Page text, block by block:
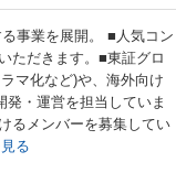
事業を展開。 ■人気コン
ただきます。■東証グロ
マ化など)や、海外向け
・運営を担当していま
るメンバーを募集してい
る